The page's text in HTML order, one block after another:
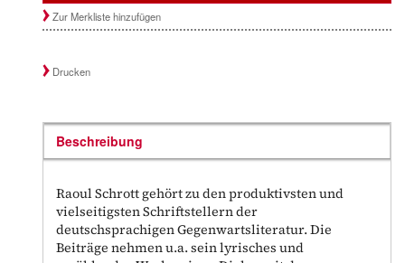
Zur Merkliste hinzufügen
Drucken
Beschreibung
Raoul Schrott gehört zu den produktivsten und
vielseitigsten Schriftstellern der
deutschsprachigen Gegenwartsliteratur. Die
Beiträge nehmen u.a. sein lyrisches und